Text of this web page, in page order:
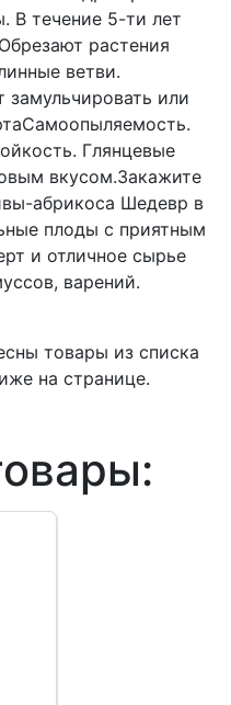
В течение 5-ти лет
растения
ветви.
замульчировать или
Глянцевые
вкусом.Закажите
абрикоса Шедевр в
плоды с приятным
и отличное сырье
варений.
товары из списка
на странице.